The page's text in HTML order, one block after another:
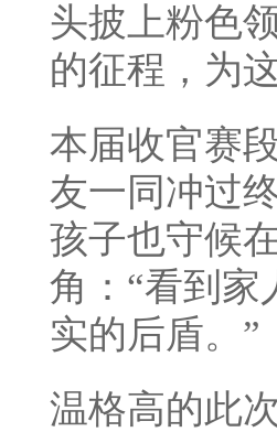
头披上粉色
的征程，为
本届收官赛
友一同冲过
孩子也守候
角：“看到家
实的后盾。”
温格高的此